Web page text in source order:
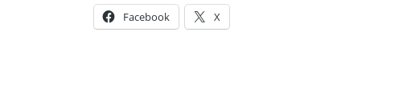
Facebook X